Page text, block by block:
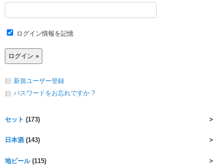
ログイン情報を記憶
新規ユーザー登録
パスワードをお忘れですか ?
セット (173)
日本酒 (143)
地ビール(115)